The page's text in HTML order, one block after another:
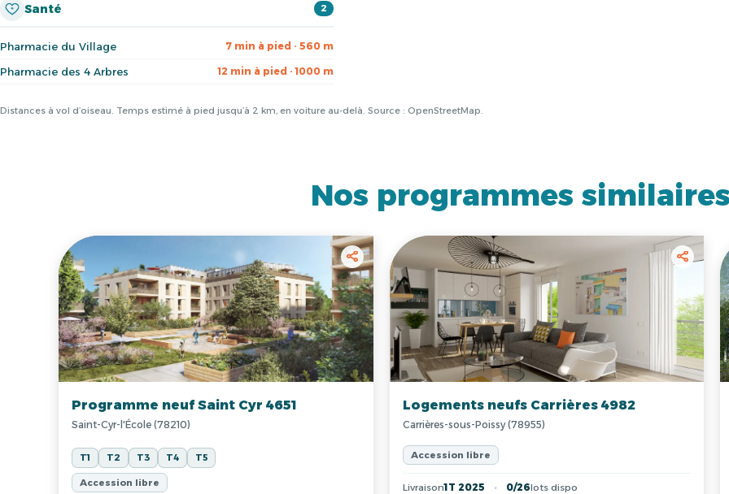
Santé 2
Pharmacie du Village 7 min à pied · 560 m
Pharmacie des 4 Arbres 12 min à pied · 1000 m
Distances à vol d’oiseau. Temps estimé à pied jusqu’à 2 km, en voiture au-delà. Source : OpenStreetMap.
Nos programmes
Programme neuf Saint Cyr 4651
Saint-Cyr-l'École (78210)
T1 T2 T3 T4 T5
Accession libre
Logements neufs Carrières 4982
Carrières-sous-Poissy (78955)
Accession libre
Livraison1T 2025 0/26lots dispo